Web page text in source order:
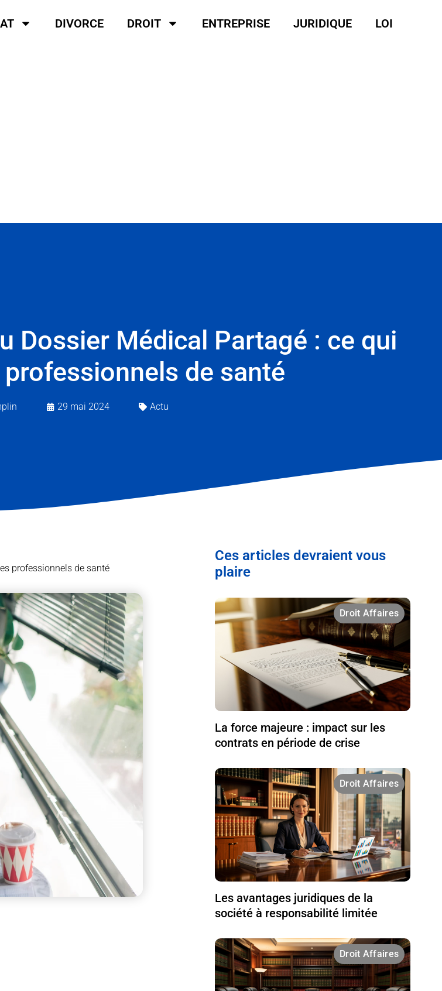
DIVORCE DROIT ENTREPRISE JURIDIQUE LOI
Dossier Médical Partagé : ce qui
de santé
29 mai 2024 Actu
professionnels de santé
Ces articles devraient vous
plaire
Droit Affaires
La force majeure : impact sur les
contrats en période de crise
Droit Affaires
Les avantages juridiques de la
société à responsabilité limitée
Droit Affaires